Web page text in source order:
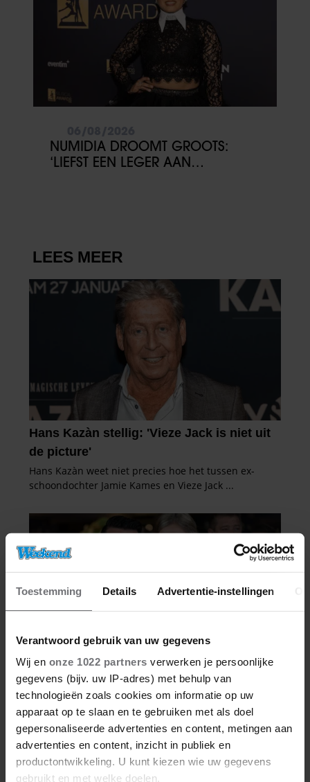
Toestemming Details Advertentie-instellingen
Verantwoord gebruik van uw gegevens
Wij en onze 1022 partners verwerken je persoonlijke
gegevens (bijv. uw IP-adres) met behulp van
technologieën zoals cookies om informatie op uw
apparaat op te slaan en te gebruiken met als doel
gepersonaliseerde advertenties en content, metingen aan
advertenties en content, inzicht in publiek en
productontwikkeling. U kunt kiezen wie uw gegevens
gebruikt en met welke doelen.
NUMIDIA DROOMT GROOTS:
‘LIEFST EEN LEGER AAN